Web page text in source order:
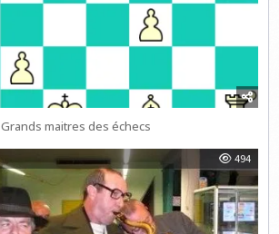
Grands maitres des échecs
494